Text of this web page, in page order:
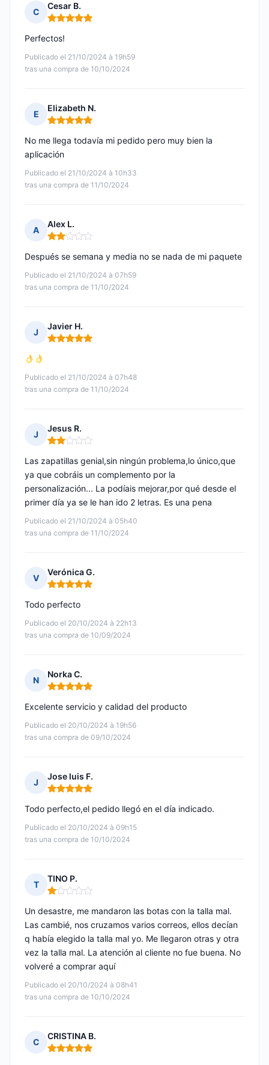
C
Cesar B.
Nota: 5 de 5
Publicado el 21/10/2024 à 19h59
tras una compra de 10/10/2024
Perfectos!
E
Elizabeth N.
Nota: 5 de 5
Publicado el 21/10/2024 à 10h33
tras una compra de 11/10/2024
No me llega todavía mi pedido pero muy bien la
aplicación
A
Alex L.
Nota: 2 de 5
Publicado el 21/10/2024 à 07h59
tras una compra de 11/10/2024
Después se semana y media no se nada de mi paquete
J
Javier H.
Nota: 5 de 5
Publicado el 21/10/2024 à 07h48
tras una compra de 11/10/2024
J
Jesus R.
Nota: 2 de 5
Publicado el 21/10/2024 à 05h40
tras una compra de 11/10/2024
Las zapatillas genial,sin ningún problema,lo único,que
ya que cobráis un complemento por la
personalización... La podíais mejorar,por qué desde el
primer día ya se le han ido 2 letras. Es una pena
V
Verónica G.
Nota: 5 de 5
Publicado el 20/10/2024 à 22h13
tras una compra de 10/09/2024
Todo perfecto
N
Norka C.
Nota: 5 de 5
Publicado el 20/10/2024 à 19h56
tras una compra de 09/10/2024
Excelente servicio y calidad del producto
J
Jose luis F.
Nota: 5 de 5
Publicado el 20/10/2024 à 09h15
tras una compra de 10/10/2024
Todo perfecto,el pedido llegó en el día indicado.
T
TINO P.
Nota: 1 de 5
Publicado el 20/10/2024 à 08h41
tras una compra de 10/10/2024
Un desastre, me mandaron las botas con la talla mal.
Las cambié, nos cruzamos varios correos, ellos decían
q había elegido la talla mal yo. Me llegaron otras y otra
vez la talla mal. La atención al cliente no fue buena. No
volveré a comprar aquí
C
CRISTINA B.
Nota: 5 de 5